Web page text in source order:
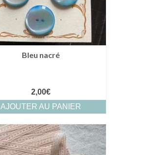
Bleu nacré
2,00€
AJOUTER AU PANIER